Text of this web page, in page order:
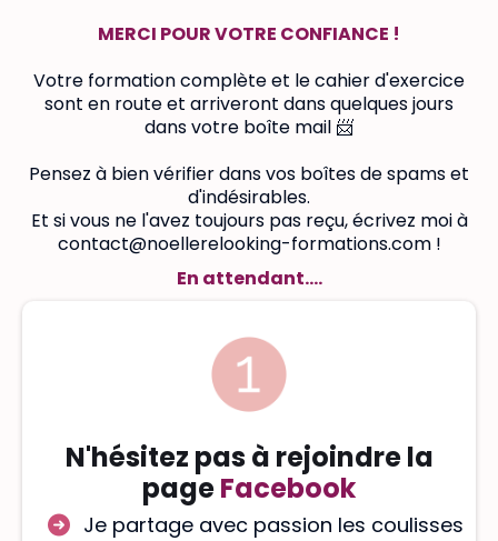
MERCI POUR VOTRE CONFIANCE !
Votre formation complète et le cahier d'exercice
sont en route et arriveront dans quelques jours
dans votre boîte mail 📨
Pensez à bien vérifier dans vos boîtes de spams et
d'indésirables.
Et si vous ne l'avez toujours pas reçu, écrivez moi à
contact@noellerelooking-formations.com !
En attendant....
N'hésitez pas à rejoindre la
pageFacebook
Je partage avec passion les coulisses